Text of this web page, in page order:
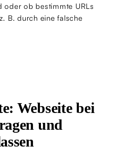
oder ob bestimmte URLs
B. durch eine falsche
Webseite bei
und